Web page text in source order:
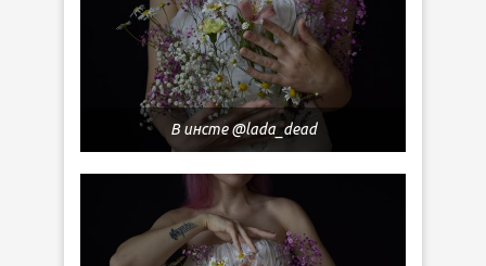
В инсте @lada_dead